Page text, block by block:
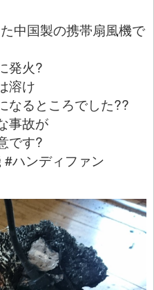
中国製の携帯扇風機で
発火?
溶け
なるところでした??
事故が
です?
ハンディファン